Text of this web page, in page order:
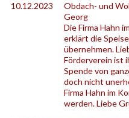
10.12.2023
Obdach- und
Georg
Die Firma Hahn
erklärt die
übernehmen.
Förderverein ist
Spende von
doch nicht
Firma Hahn im
werden. Liebe